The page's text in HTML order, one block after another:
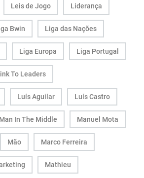
Leis de Jogo Liderança
Bwin Liga das Nações
Liga Europa Liga Portugal
To Leaders
Luís Aguilar Luís Castro
Man In The Middle Manuel Mota
Mão Marco Ferreira
Mathieu